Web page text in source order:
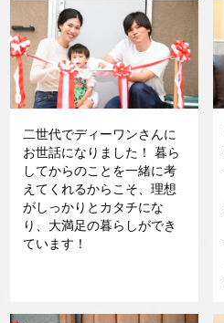
二世代でディーワンさんに
お世話になりました！ 暮ら
してからのことを一緒に考
えてくれるからこそ、理想
がしっかりとカタチにな
り、大満足の暮らしができ
ています！